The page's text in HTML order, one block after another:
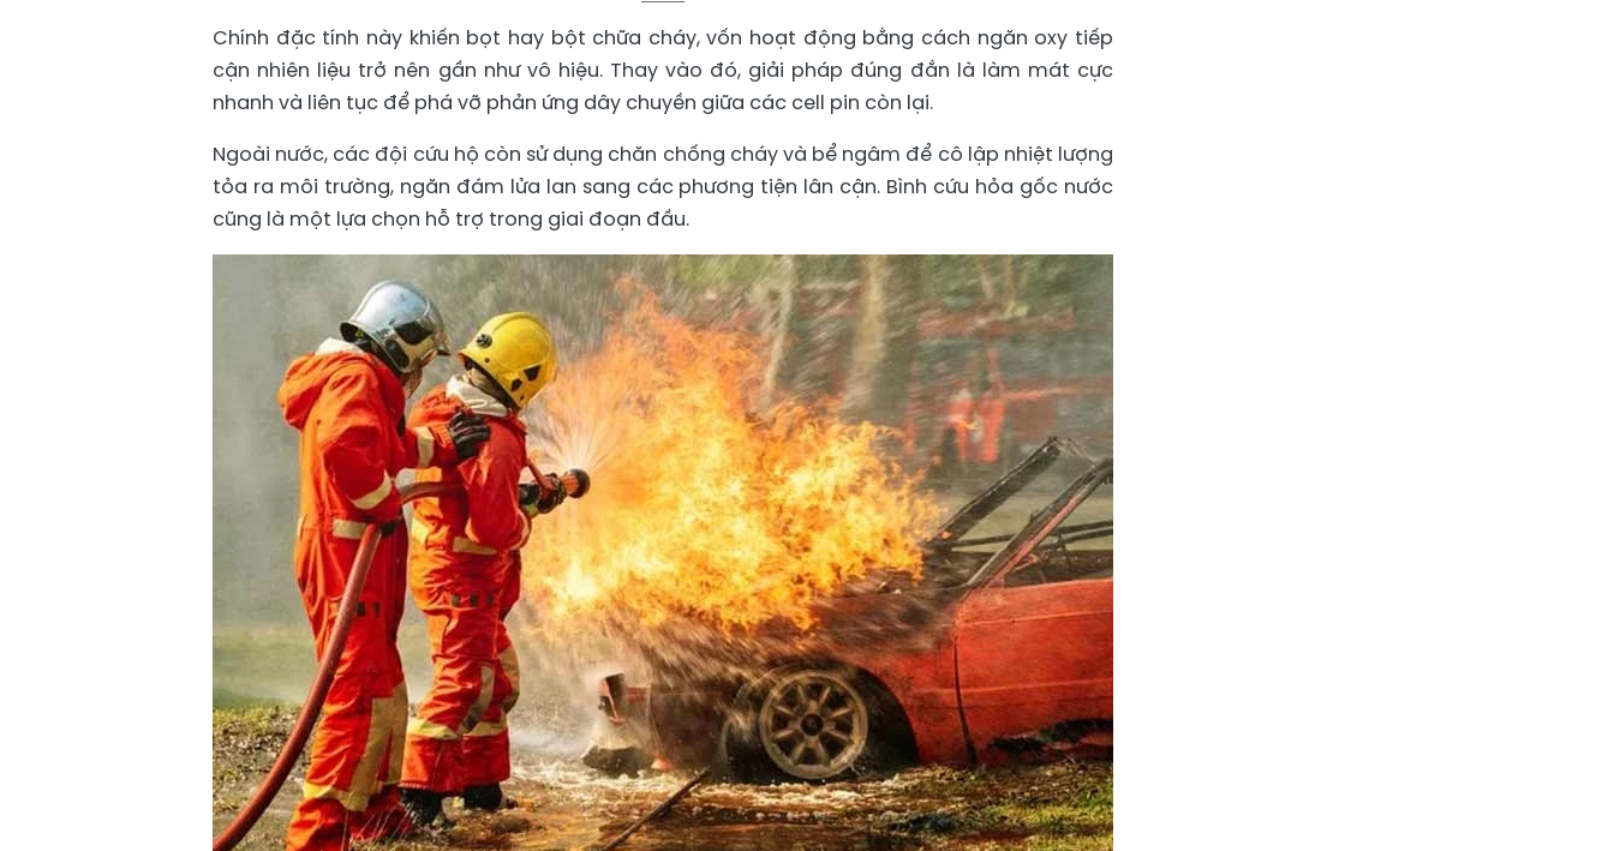
Chính đặc tính này khiến bọt hay bột chữa cháy, vốn hoạt động bằng cách ngăn oxy tiếp
cận nhiên liệu trở nên gần như vô hiệu. Thay vào đó, giải pháp đúng đắn là làm mát cực
nhanh và liên tục để phá vỡ phản ứng dây chuyền giữa các cell pin còn lại.
Ngoài nước, các đội cứu hộ còn sử dụng chăn chống cháy và bể ngâm để cô lập nhiệt lượng
tỏa ra môi trường, ngăn đám lửa lan sang các phương tiện lân cận. Bình cứu hỏa gốc nước
cũng là một lựa chọn hỗ trợ trong giai đoạn đầu.